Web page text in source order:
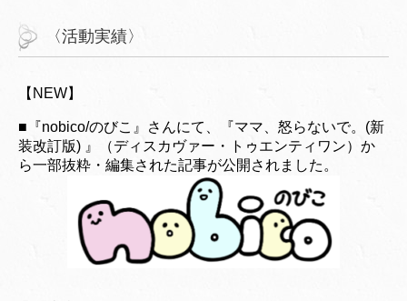
〈活動実績〉
【NEW】
■『nobico/のびこ』さんにて、『ママ、怒らないで。(新
装改訂版) 』（ディスカヴァー・トゥエンティワン）か
ら一部抜粋・編集された記事が公開されました。